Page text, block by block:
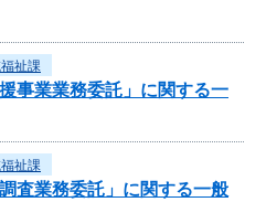
祉課
事業業務委託」に関する一
祉課
査業務委託」に関する一般